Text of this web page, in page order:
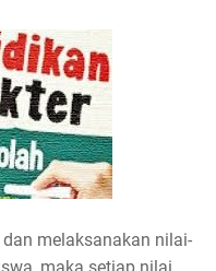
melaksanakan nilai-